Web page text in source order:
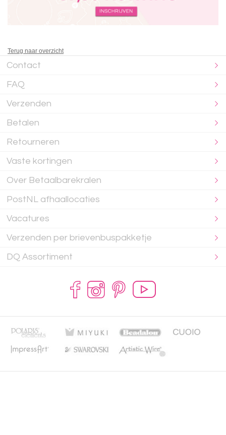
Terug naar overzicht
Contact
FAQ
Verzenden
Betalen
Retourneren
Vaste kortingen
Over Betaalbarekralen
PostNL afhaallocaties
Vacatures
Verzenden per brievenbuspakketje
DQ Assortiment